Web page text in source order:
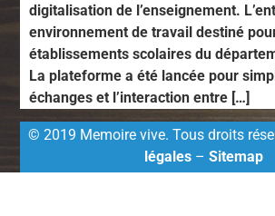
digitalisation de l’enseignement.
environnement de travail destiné
établissements scolaires du
La plateforme a été lancée pour
échanges et l’interaction entre […]
© 2019 Memoire vive. Tous droits
légales – Sitemap